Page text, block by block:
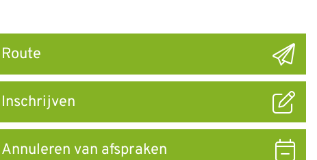
naar
Route
Inschrijven
Annuleren van afspraken